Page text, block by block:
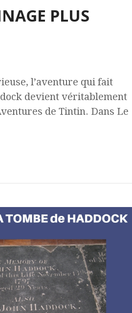
PLUS
l’aventure qui fait
devient véritablement
de Tintin. Dans Le